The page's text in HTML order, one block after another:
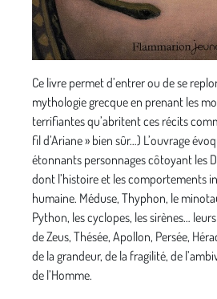
Ce livre permet d’entrer ou de se
mythologie grecque en prenant les
terrifiantes qu’abritent ces récits
fil d’Ariane » bien sûr…) L’ouvrage
étonnants personnages côtoyant les
dont l’histoire et les comportements
humaine. Méduse, Thyphon, le
Python, les cyclopes, les sirènes…
de Zeus, Thésée, Apollon, Persée,
de la grandeur, de la fragilité, de
de l’Homme.